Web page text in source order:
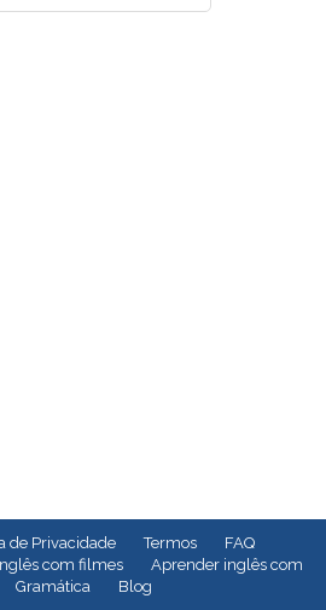
de Privacidade Termos
FAQ
com filmes
Aprender inglês com
Gramática Blog